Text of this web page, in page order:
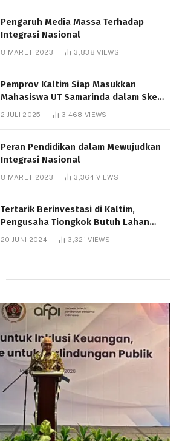
Pengaruh Media Massa Terhadap
Integrasi Nasional
8 MARET 2023 3,838VIEWS
Pemprov Kaltim Siap Masukkan
Mahasiswa UT Samarinda dalam Skema
Bantuan Pendidikan Gratispol
2 JULI 2025 3,468 VIEWS
Peran Pendidikan dalam Mewujudkan
Integrasi Nasional
8 MARET 2023 3,364VIEWS
Tertarik Berinvestasi di Kaltim,
Pengusaha Tiongkok Butuh Lahan
1.000 Hektare
20 JUNI 2024 3,321VIEWS